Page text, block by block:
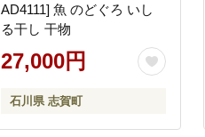
AD4111] 魚 のどぐろ いし
る干し 干物
27,000円
石川県 志賀町